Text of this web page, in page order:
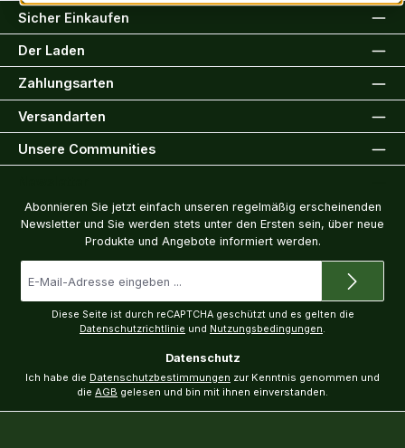
Sicher Einkaufen
Der Laden
Zahlungsarten
Versandarten
Unsere Communities
Abonnieren Sie jetzt einfach unseren regelmäßig erscheinenden
Newsletter und Sie werden stets unter den Ersten sein, über neue
Produkte und Angebote informiert werden.
Mail-
Adresse
Diese Seite ist durch reCAPTCHA geschützt und es gelten die
Datenschutzrichtlinie und Nutzungsbedingungen.
Datenschutz
Ich habe die Datenschutzbestimmungen zur Kenntnis genommen und
die AGB gelesen und bin mit ihnen einverstanden.